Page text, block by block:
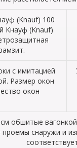
(Knauf) 100
Кнауф (Knauf)
с имитацией
Размер окон
окон
обшитые
снаружи и